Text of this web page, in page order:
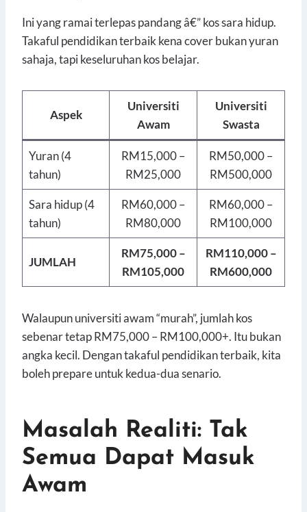
Ini yang ramai terlepas pandang â€” kos sara hidup.
Takaful pendidikan terbaik kena cover bukan yuran
sahaja, tapi keseluruhan kos belajar.
Aspek
Universiti
Awam
Universiti
Swasta
Yuran (4
tahun)
RM15,000 –
RM25,000
RM50,000 –
RM500,000
Sara hidup (4
tahun)
RM60,000 –
RM80,000
RM60,000 –
RM100,000
JUMLAH
RM75,000 –
RM105,000
RM110,000 –
RM600,000
Walaupun universiti awam “murah”, jumlah kos
sebenar tetap RM75,000 – RM100,000+. Itu bukan
angka kecil. Dengan takaful pendidikan terbaik, kita
boleh prepare untuk kedua-dua senario.
Masalah Realiti: Tak
Semua Dapat Masuk
Awam